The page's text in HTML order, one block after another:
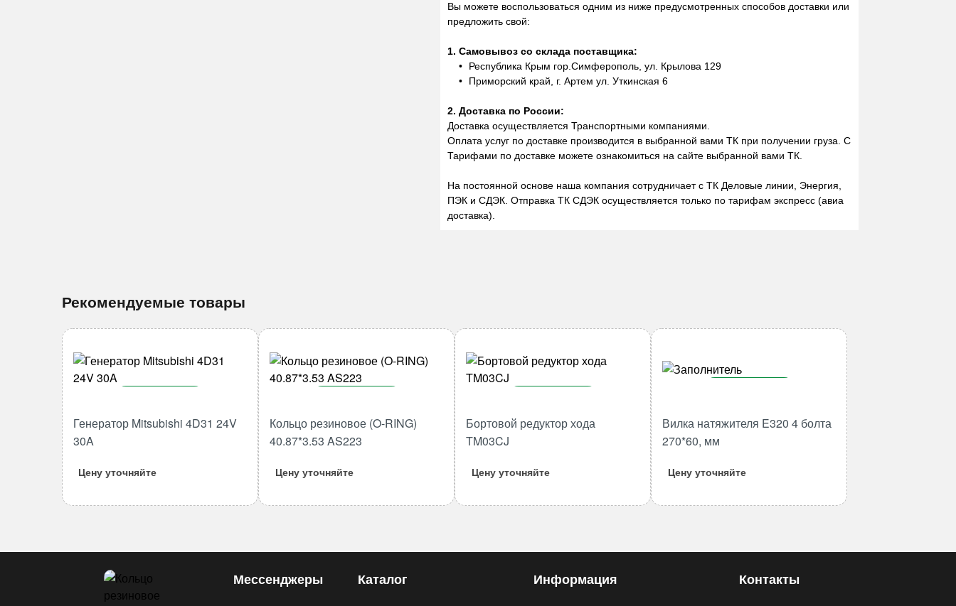
Вы можете воспользоваться одним из ниже предусмотренных способов доставки или
предложить свой:
1. Самовывоз со склада поставщика:
Республика Крым гор.Симферополь, ул. Крылова 129
Приморский край, г. Артем ул. Уткинская 6
2. Доставка по России:
Доставка осуществляется Транспортными компаниями.
Оплата услуг по доставке производится в выбранной вами ТК при получении груза. С
Тарифами по доставке можете ознакомиться на сайте выбранной вами ТК.
На постоянной основе наша компания сотрудничает с ТК Деловые линии, Энергия,
ПЭК и СДЭК. Отправка ТК СДЭК осуществляется только по тарифам экспресс (авиа
доставка).
Рекомендуемые товары
Количество
24V
Генератор Mitsubishi 4D31 24V
30A
Цену уточняйте
Количество
товара
RING)
Кольцо резиновое (O-RING)
40.87*3.53 AS223
Цену уточняйте
Количество
TM03CJ
Бортовой редуктор хода
TM03CJ
Цену уточняйте
Количество
товара
мм
Вилка натяжителя E320 4 болта
270*60, мм
Цену уточняйте
Мессенджеры Каталог Информация Контакты